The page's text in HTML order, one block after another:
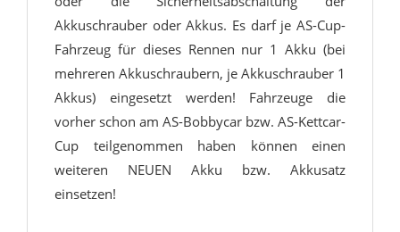
Akkuschrauber oder Akkus. Es darf je AS-Cup-
Fahrzeug für dieses Rennen nur 1 Akku (bei
mehreren Akkuschraubern, je Akkuschrauber 1
Akkus) eingesetzt werden! Fahrzeuge die
vorher schon am AS-Bobbycar bzw. AS-Kettcar-
Cup teilgenommen haben können einen
weiteren NEUEN Akku bzw. Akkusatz
einsetzen!